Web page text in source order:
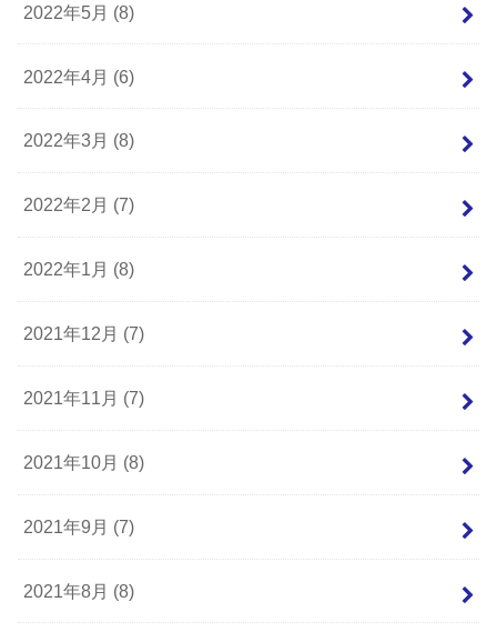
2022年5月 (8)
2022年4月 (6)
2022年3月 (8)
2022年2月 (7)
2022年1月 (8)
2021年12月 (7)
2021年11月 (7)
2021年10月 (8)
2021年9月 (7)
2021年8月 (8)